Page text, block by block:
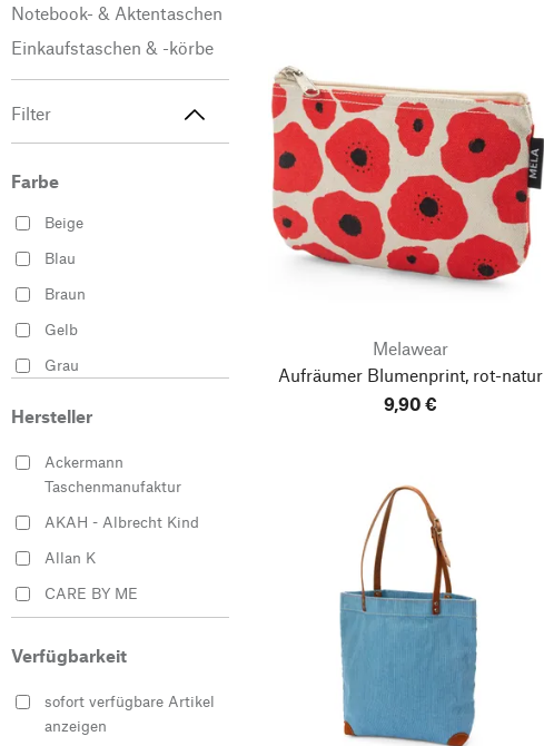
Notebook- & Aktentaschen
Einkaufstaschen & -körbe
Filter
Farbe
Beige
Blau
Braun
Gelb
Grau
Rot
Hersteller
Ackermann
Taschenmanufaktur
AKAH - Albrecht Kind
Allan K
CARE BY ME
Ellen Truijen
Glein
Greenbelts®
Verfügbarkeit
sofort verfügbare Artikel
anzeigen
Melawear
Aufräumer Blumenprint, rot-natur
9,90 €